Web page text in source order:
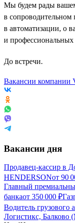
Мы будем рады
в сопроводительном
в автоматизации, о
и профессиональных
До встречи.
Вакансии компании
Вакансии дня
Продавец-кассир в
HENDERSONот 90
Главный
банкаот 350 000 ₽
Водитель грузового
Логистикс, Балково